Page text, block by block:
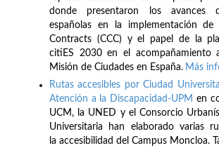
donde presentaron los avances
españolas en la implementación
Contracts (CCC) y el papel de la
citiES 2030 en el acompañamiento
Misión de Ciudades en España. Más
Rutas accesibles por Ciudad
Atención a la Discapacidad-UPM en
UCM, la UNED y el Consorcio
Universitaria han elaborado varias
la accesibilidad del Campus Moncloa.